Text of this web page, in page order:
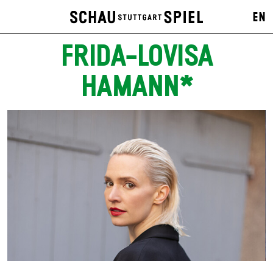
EN
FRIDA-LOVISA
HAMANN*